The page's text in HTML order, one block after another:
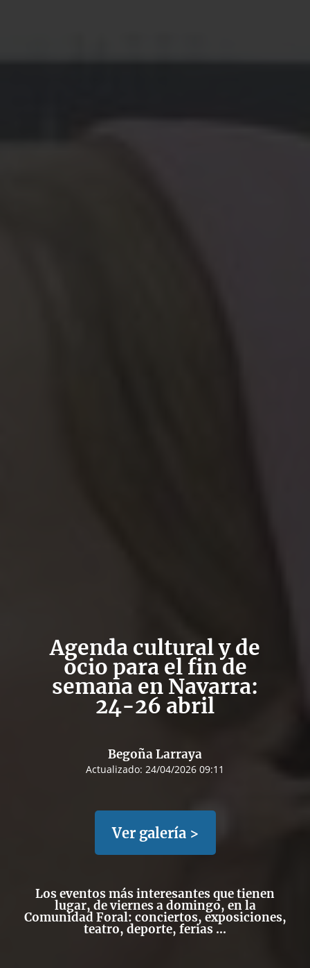
Agenda cultural y de
ocio para el fin de
semana en Navarra:
24-26 abril
Begoña Larraya
Actualizado: 24/04/2026 09:11
Ver galería >
Los eventos más interesantes que tienen
lugar, de viernes a domingo, en la
Comunidad Foral: conciertos, exposiciones,
teatro, deporte, ferias ...